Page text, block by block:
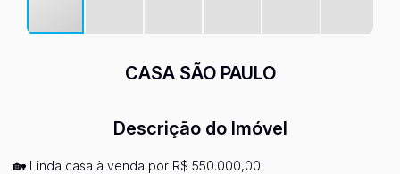
CASA SÃO PAULO
Descrição do Imóvel
🏡 Linda casa à venda por R$ 550.000,00!